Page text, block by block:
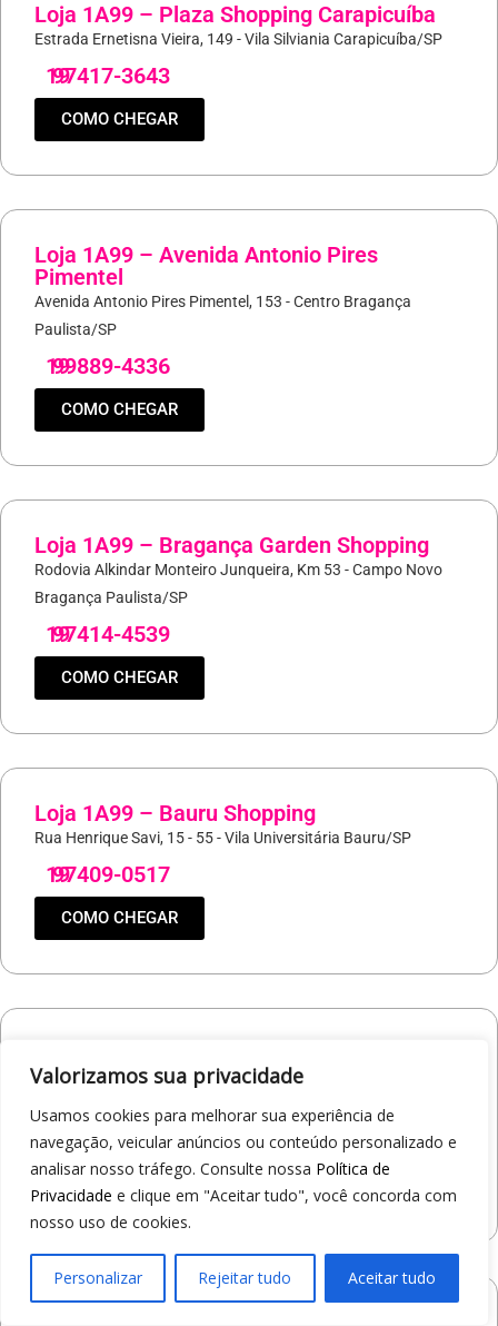
Valorizamos sua privacidade
Usamos cookies para melhorar sua experiência de
navegação, veicular anúncios ou conteúdo personalizado e
analisar nosso tráfego. Consulte nossa Política de
Privacidade e clique em "Aceitar tudo", você concorda com
nosso uso de cookies.
Personalizar Rejeitar tudo Aceitar tudo
Loja 1A99 – Plaza Shopping Carapicuíba
Estrada Ernetisna Vieira, 149 - Vila Silviania Carapicuíba/SP
19
97417-3643
COMO CHEGAR
Loja 1A99 – Avenida Antonio Pires
Pimentel
Avenida Antonio Pires Pimentel, 153 - Centro Bragança
Paulista/SP
19
99889-4336
COMO CHEGAR
Loja 1A99 – Bragança Garden Shopping
Rodovia Alkindar Monteiro Junqueira, Km 53 - Campo Novo
Bragança Paulista/SP
19
97414-4539
COMO CHEGAR
Loja 1A99 – Bauru Shopping
Rua Henrique Savi, 15 - 55 - Vila Universitária Bauru/SP
19
97409-0517
COMO CHEGAR
Rua General de Divisão Pedro Rodrigues da Silva, 400 - Aldeia
19
97421-9037
COMO CHEGAR